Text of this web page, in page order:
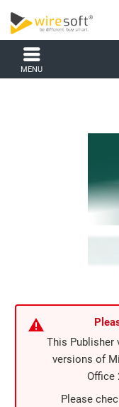
MENU
This Publisher
versions of
Office
Please